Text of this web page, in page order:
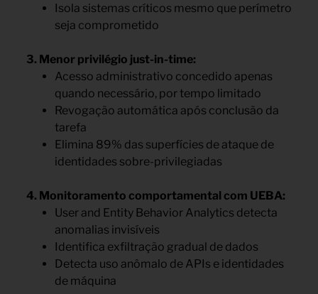
Isola sistemas críticos mesmo que perímetro
seja comprometido
3. Menor privilégio just-in-time:
Acesso administrativo concedido apenas
quando necessário, por tempo limitado
Revogação automática após conclusão da
tarefa
Elimina 89% das superfícies de ataque de
identidades sobre-privilegiadas
4. Monitoramento comportamental com UEBA:
User and Entity Behavior Analytics detecta
anomalias invisíveis
Identifica exfiltração gradual de dados
Detecta uso anômalo de APIs e identidades
de máquina